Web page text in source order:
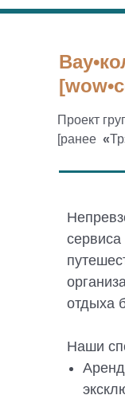
Проект
[ранее «
сервиса
отдыха
Наши